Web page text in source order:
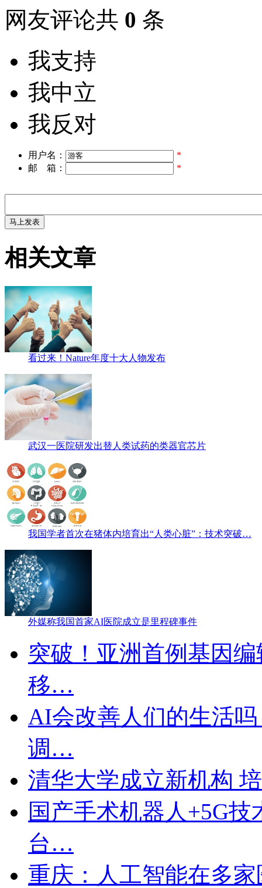
网友评论共 0 条
我支持
我中立
我反对
用户名：
*
邮 箱：
*
相关文章
看过来！Nature年度十大人物发布
武汉一医院研发出替人类试药的类器官芯片
我国学者首次在猪体内培育出“人类心脏”：技术突破…
外媒称我国首家AI医院成立是里程碑事件
突破！亚洲首例基因
移…
AI会改善人们的生活
调…
清华大学成立新机构
国产手术机器人+5G
台…
重庆：人工智能在多